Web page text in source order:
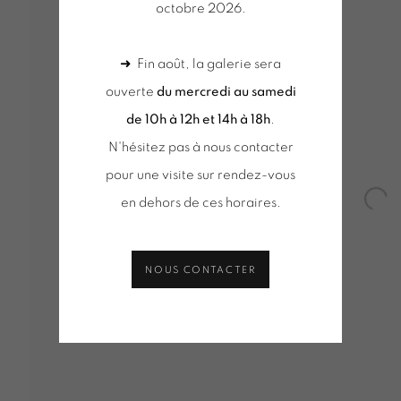
VUES D'INSTALLATION SÉLECTION D'OEUVRES
octobre 2026.
➜ Fin août, la galerie sera
ouverte du mercredi au samedi
de 10h à 12h et 14h à 18h.
N'hésitez pas à nous contacter
pour une visite sur rendez-vous
en dehors de ces horaires.
NOUS CONTACTER